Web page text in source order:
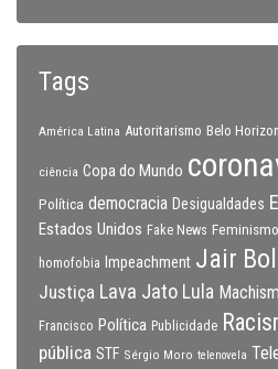
Tags
América Latina Autoritarismo Belo
ciência Copa do Mundo
Política democracia Desigualdades
Estados Unidos Fake News Feminismo
homofobia Impeachment Jair
Justiça Lava Jato Lula
Francisco Política Publicidade
pública STF Sérgio Moro telenovela